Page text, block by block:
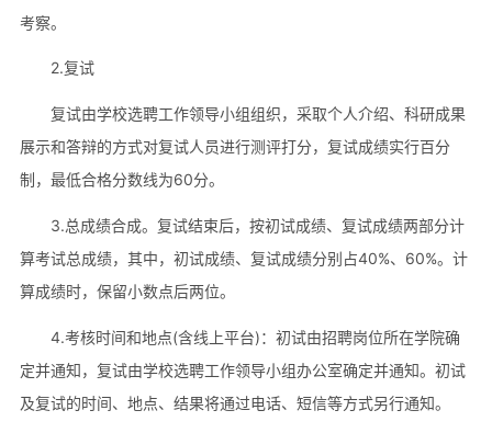
考察。
2.复试
复试由学校选聘工作领导小组组织，采取个人介绍、科研成果
展示和答辩的方式对复试人员进行测评打分，复试成绩实行百分
制，最低合格分数线为60分。
3.总成绩合成。复试结束后，按初试成绩、复试成绩两部分计
算考试总成绩，其中，初试成绩、复试成绩分别占40%、60%。计
算成绩时，保留小数点后两位。
4.考核时间和地点(含线上平台)：初试由招聘岗位所在学院确
定并通知，复试由学校选聘工作领导小组办公室确定并通知。初试
及复试的时间、地点、结果将通过电话、短信等方式另行通知。